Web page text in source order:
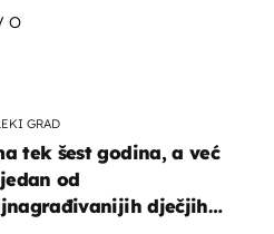
GRAD
tek šest godina, a već
od
dječjih